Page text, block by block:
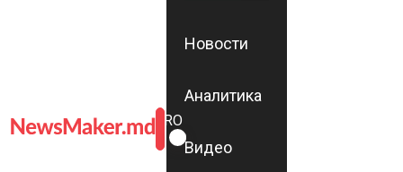
ROMÂNĂ
RU
Новости
Аналитика
Видео